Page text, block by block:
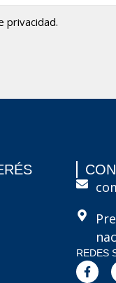
privacidad.
REDES
F
a